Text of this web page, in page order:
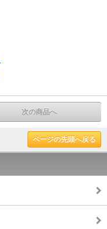
次の商品へ
ページの先頭へ戻る